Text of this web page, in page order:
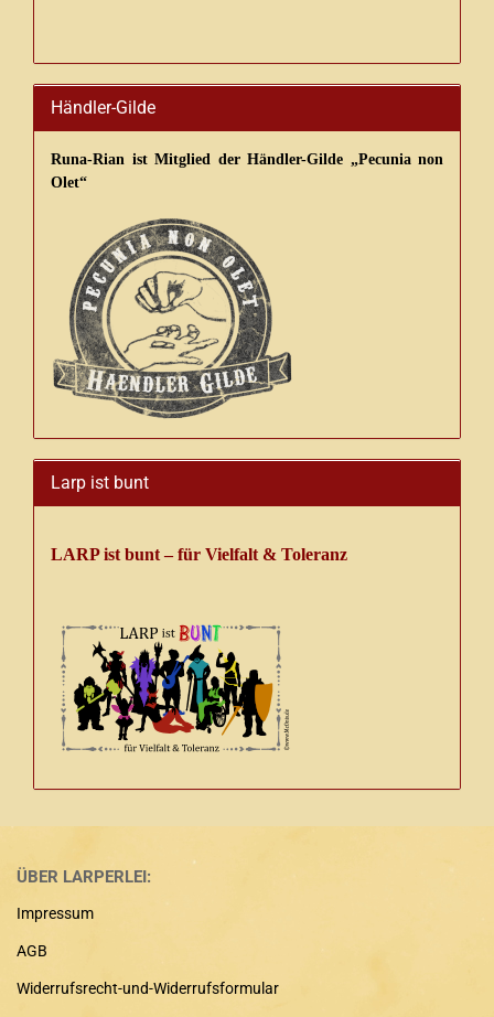
Händler-Gilde
Runa-Rian ist Mitglied der Händler-Gilde „Pecunia non
Olet“
Larp ist bunt
LARP ist bunt – für Vielfalt & Toleranz
ÜBER LARPERLEI:
Impressum
AGB
Widerrufsrecht-und-Widerrufsformular